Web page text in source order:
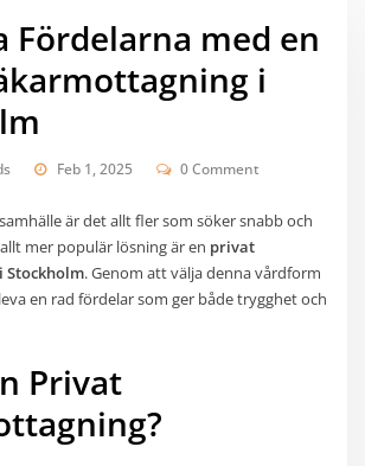
Fördelarna med en
i
Feb 1, 2025 0 Comment
är det allt fler som söker snabb och
mer populär lösning är en privat
Stockholm. Genom att välja denna vårdform
en rad fördelar som ger både trygghet och
Privat